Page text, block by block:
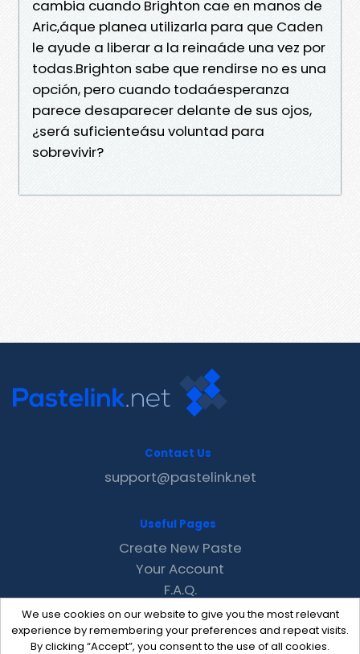
cambia cuando Brighton cae en manos de
Aric,áque planea utilizarla para que Caden
le ayude a liberar a la reinaáde una vez por
todas.Brighton sabe que rendirse no es una
opción, pero cuando todaáesperanza
parece desaparecer delante de sus ojos,
¿será suficienteásu voluntad para
sobrevivir?
We use cookies on our website to give you the most relevant
experience by remembering your preferences and repeat visits.
By clicking “Accept”, you consent to the use of all cookies.
Contact Us
support@pastelink.net
Useful Pages
Create New Paste
Your Account
F.A.Q.
Recent
Contact